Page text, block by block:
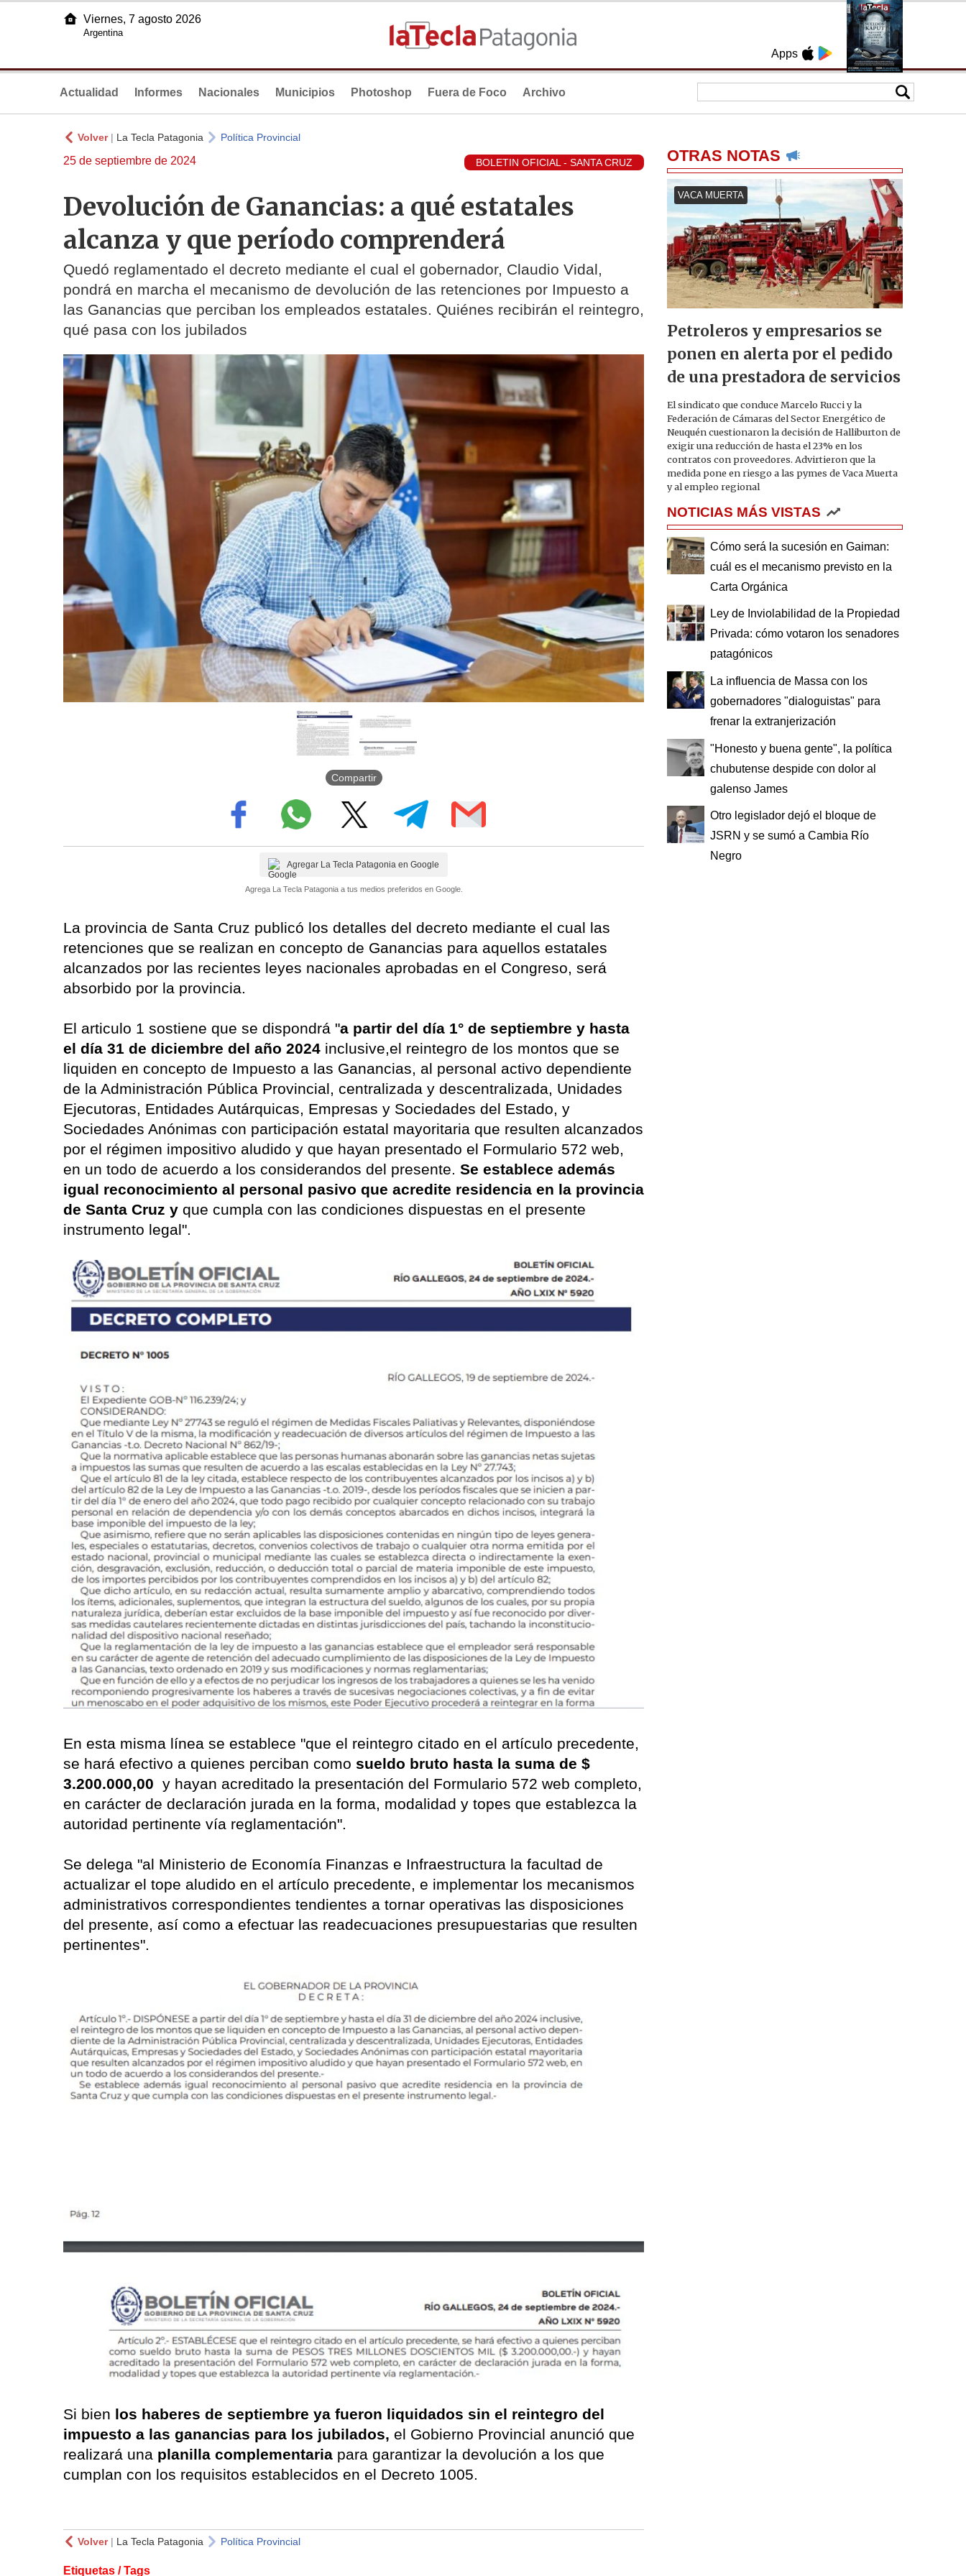
Apps
Viernes, 7 agosto 2026
Argentina
Actualidad Informes Nacionales Municipios Photoshop Fuera de Foco Archivo
Volver| La Tecla Patagonia Política Provincial
25 de septiembre de 2024 BOLETIN OFICIAL - SANTA CRUZ
Devolución de Ganancias: a qué estatales
alcanza y que período comprenderá
Quedó reglamentado el decreto mediante el cual el gobernador, Claudio Vidal,
pondrá en marcha el mecanismo de devolución de las retenciones por Impuesto a
las Ganancias que perciban los empleados estatales. Quiénes recibirán el reintegro,
qué pasa con los jubilados
Compartir
Agregar La Tecla Patagonia en Google
Agrega La Tecla Patagonia a tus medios preferidos en Google.
La provincia de Santa Cruz publicó los detalles del decreto mediante el cual las
retenciones que se realizan en concepto de Ganancias para aquellos estatales
alcanzados por las recientes leyes nacionales aprobadas en el Congreso, será
absorbido por la provincia.
El articulo 1 sostiene que se dispondrá "a partir del día 1° de septiembre y hasta
el día 31 de diciembre del año 2024 inclusive,el reintegro de los montos que se
liquiden en concepto de Impuesto a las Ganancias, al personal activo dependiente
de la Administración Pública Provincial, centralizada y descentralizada, Unidades
Ejecutoras, Entidades Autárquicas, Empresas y Sociedades del Estado, y
Sociedades Anónimas con participación estatal mayoritaria que resulten alcanzados
por el régimen impositivo aludido y que hayan presentado el Formulario 572 web,
en un todo de acuerdo a los considerandos del presente. Se establece además
igual reconocimiento al personal pasivo que acredite residencia en la provincia
de Santa Cruz y que cumpla con las condiciones dispuestas en el presente
instrumento legal".
En esta misma línea se establece "que el reintegro citado en el artículo precedente,
se hará efectivo a quienes perciban como sueldo bruto hasta la suma de $
3.200.000,00 y hayan acreditado la presentación del Formulario 572 web completo,
en carácter de declaración jurada en la forma, modalidad y topes que establezca la
autoridad pertinente vía reglamentación".
Se delega "al Ministerio de Economía Finanzas e Infraestructura la facultad de
actualizar el tope aludido en el artículo precedente, e implementar los mecanismos
administrativos correspondientes tendientes a tornar operativas las disposiciones
del presente, así como a efectuar las readecuaciones presupuestarias que resulten
pertinentes".
Si bien los haberes de septiembre ya fueron liquidados sin el reintegro del
impuesto a las ganancias para los jubilados, el Gobierno Provincial anunció que
realizará una planilla complementaria para garantizar la devolución a los que
cumplan con los requisitos establecidos en el Decreto 1005.
Volver| La Tecla Patagonia Política Provincial
Etiquetas / Tags
OTRAS NOTAS
VACA MUERTA
Petroleros y empresarios se
ponen en alerta por el pedido
de una prestadora de servicios
El sindicato que conduce Marcelo Rucci y la
Federación de Cámaras del Sector Energético de
Neuquén cuestionaron la decisión de Halliburton de
exigir una reducción de hasta el 23% en los
contratos con proveedores. Advirtieron que la
medida pone en riesgo a las pymes de Vaca Muerta
y al empleo regional
NOTICIAS MÁS VISTAS
Cómo será la sucesión en Gaiman:
cuál es el mecanismo previsto en la
Carta Orgánica
Ley de Inviolabilidad de la Propiedad
Privada: cómo votaron los senadores
patagónicos
La influencia de Massa con los
gobernadores "dialoguistas" para
frenar la extranjerización
"Honesto y buena gente", la política
chubutense despide con dolor al
galenso James
Otro legislador dejó el bloque de
JSRN y se sumó a Cambia Río
Negro